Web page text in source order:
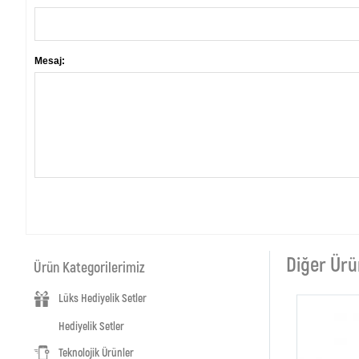
Mesaj:
Ürün Kategorilerimiz
Lüks Hediyelik Setler
Hediyelik Setler
Teknolojik Ürünler
Diğer